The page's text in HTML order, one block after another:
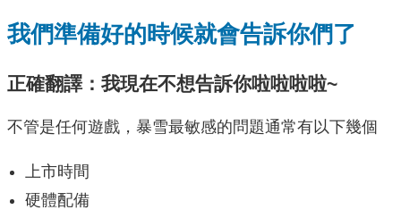
我們準備好的時候就會告訴你們了
正確翻譯：我現在不想告訴你啦啦啦啦~
不管是任何遊戲，暴雪最敏感的問題通常有以下幾個
上市時間
硬體配備